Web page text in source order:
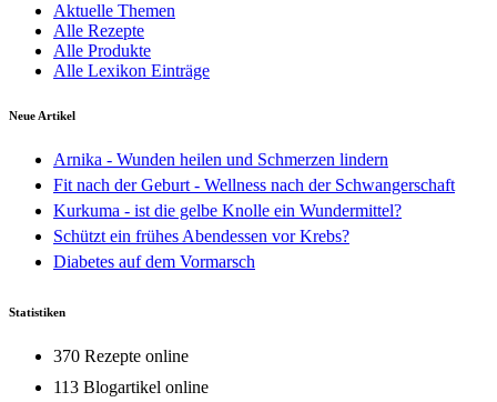
Aktuelle Themen
Alle Rezepte
Alle Produkte
Alle Lexikon Einträge
Neue Artikel
Arnika - Wunden heilen und Schmerzen lindern
Fit nach der Geburt - Wellness nach der Schwangerschaft
Kurkuma - ist die gelbe Knolle ein Wundermittel?
Schützt ein frühes Abendessen vor Krebs?
Diabetes auf dem Vormarsch
Statistiken
370 Rezepte online
113 Blogartikel online